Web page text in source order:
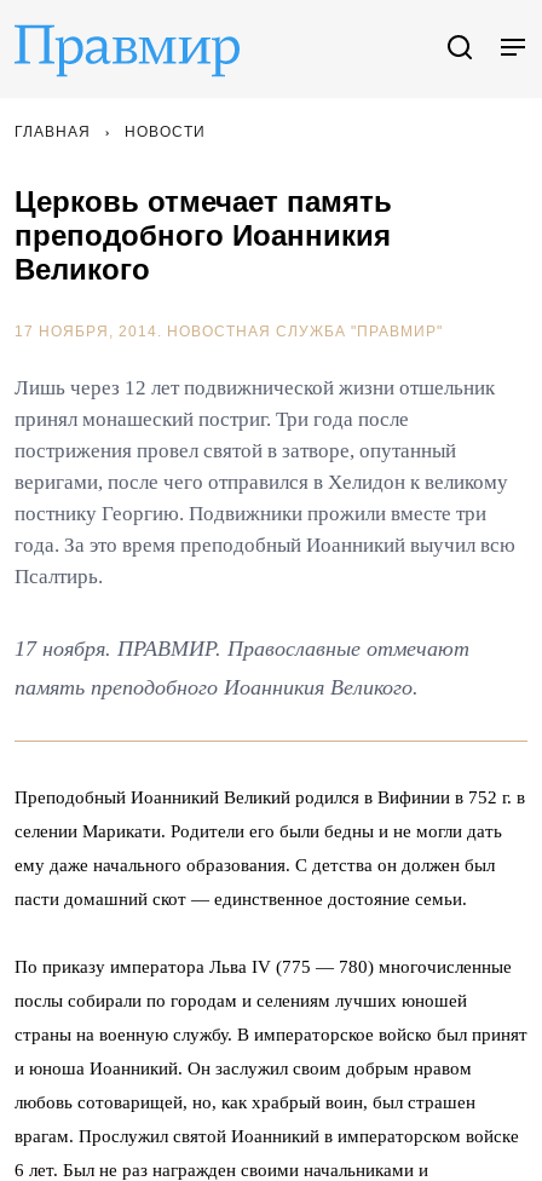
ГЛАВНАЯ НОВОСТИ
Церковь отмечает память
преподобного Иоанникия
Великого
17 НОЯБРЯ, 2014. НОВОСТНАЯ СЛУЖБА "ПРАВМИР"
Лишь через 12 лет подвижнической жизни отшельник
принял монашеский постриг. Три года после
пострижения провел святой в затворе, опутанный
веригами, после чего отправился в Хелидон к великому
постнику Георгию. Подвижники прожили вместе три
года. За это время преподобный Иоанникий выучил всю
Псалтирь.
17 ноября. ПРАВМИР. Православные отмечают
память преподобного Иоанникия Великого.
Преподобный Иоанникий Великий родился в Вифинии в 752 г. в
селении Марикати. Родители его были бедны и не могли дать
ему даже начального образования. С детства он должен был
пасти домашний скот — единственное достояние семьи.
По приказу императора Льва IV (775 — 780) многочисленные
послы собирали по городам и селениям лучших юношей
страны на военную службу. В императорское войско был принят
и юноша Иоанникий. Он заслужил своим добрым нравом
любовь сотоварищей, но, как храбрый воин, был страшен
врагам. Прослужил святой Иоанникий в императорском войске
6 лет. Был не раз награжден своими начальниками и